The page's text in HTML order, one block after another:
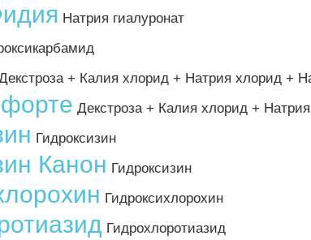
Натрия гиалуронат
+ Калия хлорид + Натрия хлорид +
Декстроза + Калия хлорид +
Гидроксизин
Канон Гидроксизин
Гидроксихлорохин
Гидрохлоротиазид